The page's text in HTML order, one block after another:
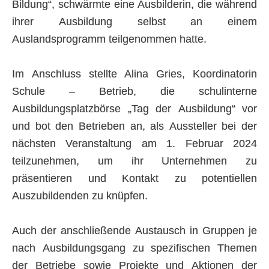
Bildung“, schwärmte eine Ausbilderin, die während
ihrer Ausbildung selbst an einem
Auslandsprogramm teilgenommen hatte.
Im Anschluss stellte Alina Gries, Koordinatorin
Schule – Betrieb, die schulinterne
Ausbildungsplatzbörse „Tag der Ausbildung“ vor
und bot den Betrieben an, als Aussteller bei der
nächsten Veranstaltung am 1. Februar 2024
teilzunehmen, um ihr Unternehmen zu
präsentieren und Kontakt zu potentiellen
Auszubildenden zu knüpfen.
Auch der anschließende Austausch in Gruppen je
nach Ausbildungsgang zu spezifischen Themen
der Betriebe sowie Projekte und Aktionen der